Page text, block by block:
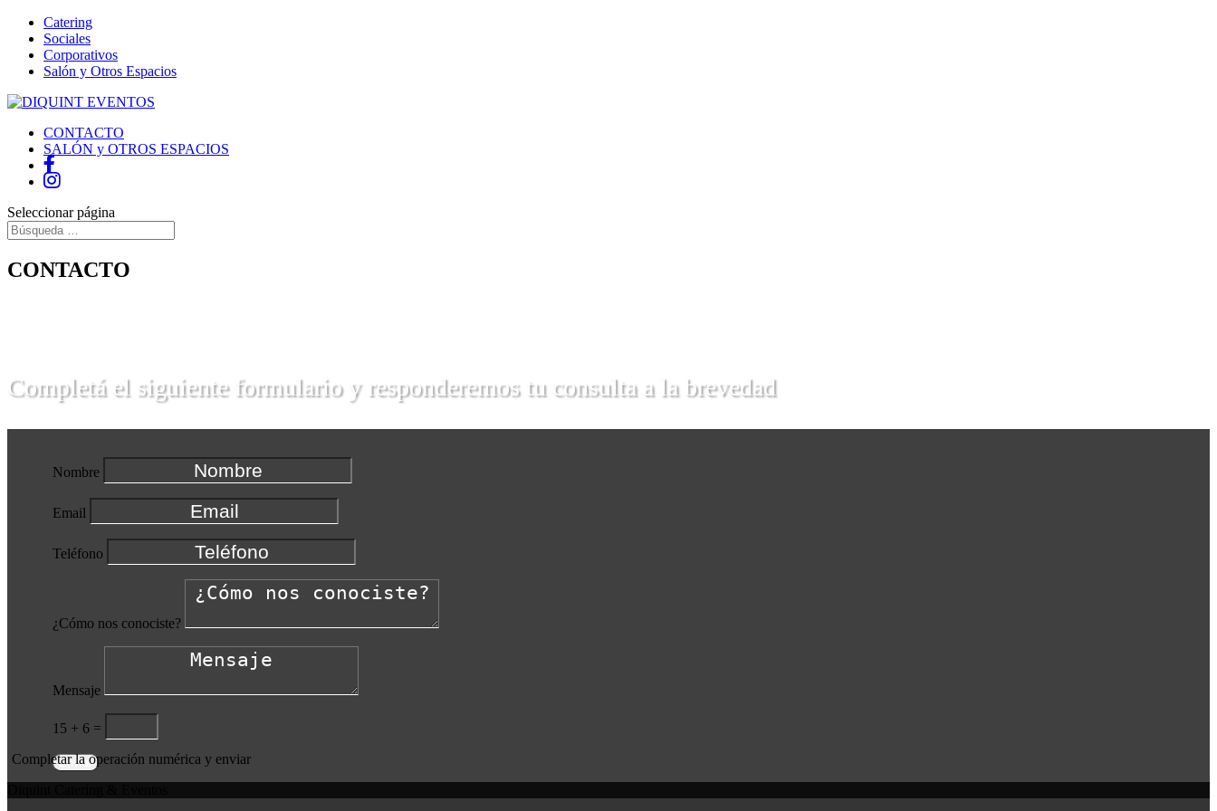
Catering
Sociales
Corporativos
Salón y Otros Espacios
CONTACTO
SALÓN y OTROS ESPACIOS
Seleccionar página
CONTACTO
Completá el siguiente formulario y responderemos tu consulta a la brevedad
Nombre
Email
Teléfono
¿Cómo nos conociste?
Mensaje
15 + 6 =
Enviar
Completar la operación numérica y enviar